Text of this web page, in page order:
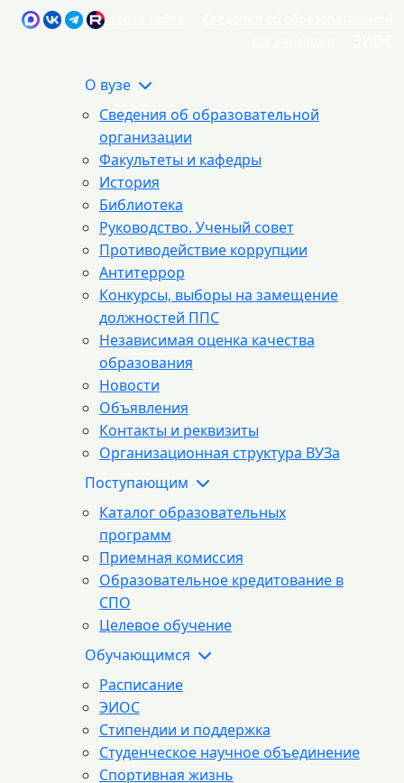
О вузе
Сведения об образовательной
организации
Факультеты и кафедры
История
Библиотека
Руководство. Ученый совет
Противодействие коррупции
Антитеррор
Конкурсы, выборы на замещение
должностей ППС
Независимая оценка качества
образования
Новости
Объявления
Контакты и реквизиты
Организационная структура ВУЗа
Поступающим
Каталог образовательных
программ
Приемная комиссия
Образовательное кредитование в
СПО
Целевое обучение
Обучающимся
Расписание
ЭИОС
Стипендии и поддержка
Студенческое научное объединение
Спортивная жизнь